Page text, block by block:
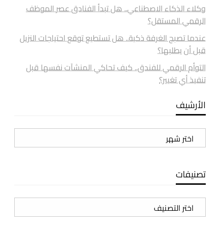
وكلاء الذكاء الاصطناعي.. هل تبدأ الفنادق عصر الموظف
الرقمي المستقل؟
عندما تصبح الغرفة ذكية.. هل تستطيع توقع احتياجات النزيل
قبل أن يطلبها؟
التوأم الرقمي للفندق.. كيف تحاكي المنشآت نفسها قبل
تنفيذ أي تغيير؟
الأرشيف
الأرشيف
تصنيفات
تصنيفات